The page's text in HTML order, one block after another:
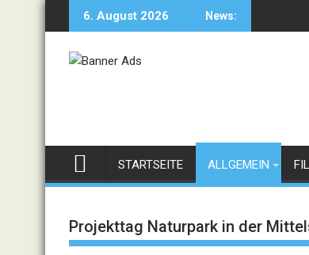
6. August 2026 News:
STARTSEITE ALLGEMEIN
Projekttag Naturpark in der